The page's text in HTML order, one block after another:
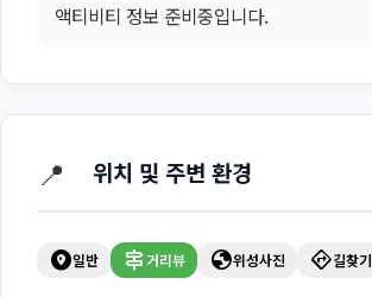
액티비티 정보 준비중입니다.
📍 위치 및 주변 환경
explore_nearby일반 signpost거리뷰 globe위성사진 directions길찾기